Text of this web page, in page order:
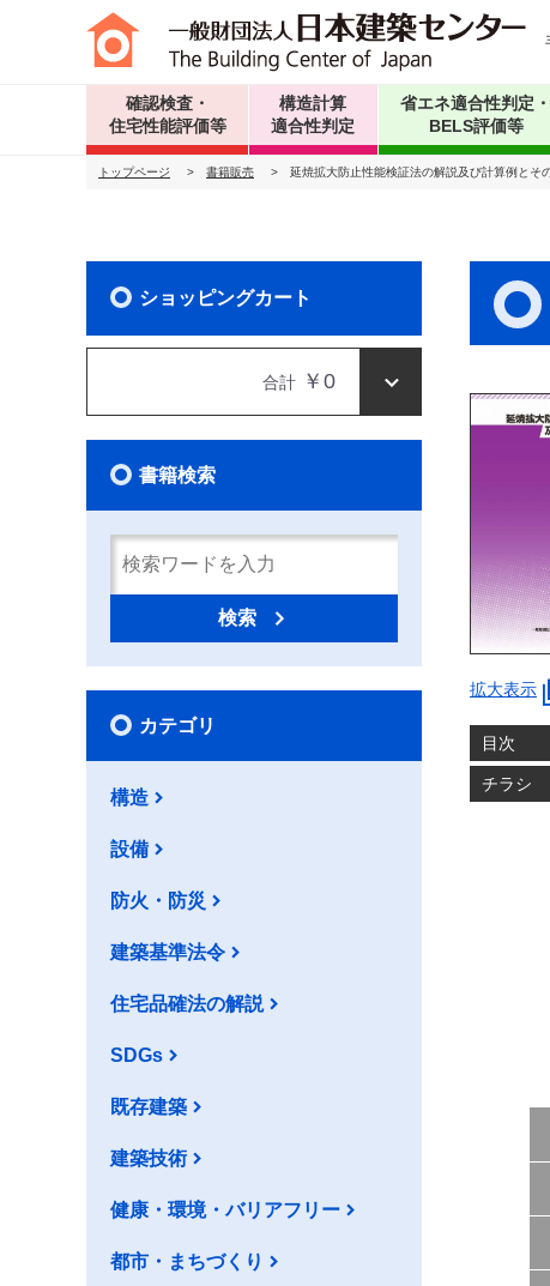
確認検査・
住宅性能評価等
構造計算
適合性判定
省エネ適合性判定・
BELS評価等
トップページ > 書籍販売 > 延焼拡大防止性能検証法の解説及び計算例とそ
ショッピングカート
合計 ￥0
書籍検索
検索
カテゴリ
構造
設備
防火・防災
建築基準法令
住宅品確法の解説
SDGs
既存建築
建築技術
健康・環境・バリアフリー
都市・まちづくり
拡大表示
目次
チラシ